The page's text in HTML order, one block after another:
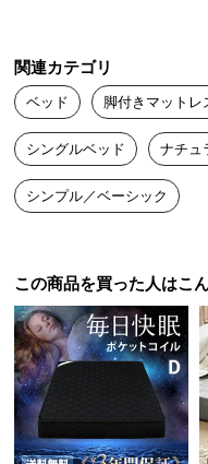
商
品
の
配
送
に
つ
小
型
商
品
の
配
関連カテゴリ
ベッド 脚付きマットレ
シングルベッド ナチュ
シンプル／ベーシック
この商品を買った人はこ